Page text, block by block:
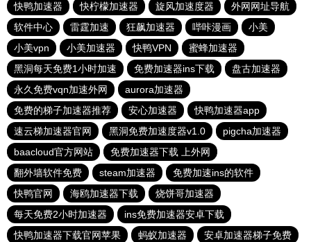
快鸭加速器
快柠檬加速器 旋风加速度器
外网网址导航
软件中心
雷霆加速 狂飙加速器 哔咔漫画
小美
小美vpn
小美加速器 快鸭VPN
蜜蜂加速器
黑洞每天免费1小时加速
免费加速器ins下载
盘古加速器
永久免费vqn加速外网
aurora加速器
免费的梯子加速器推荐
安心加速器
快鸭加速器app
速云梯加速器官网
黑洞免费加速度器v1.0
pigcha加速器
baacloud官方网站
免费加速器下载 上外网
翻外墙软件免费
steam加速器
免费加速ins的软件
快鸭官网
海鸥加速器下载
烧饼哥加速器
每天免费2小时加速器
ins免费加速器安卓下载
快鸭加速器下载官网苹果
蚂蚁加速器
安卓加速器梯子免费